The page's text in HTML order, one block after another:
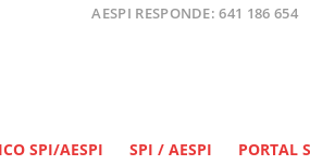
AESPI RESPONDE: 641 186 654
SPI/AESPI SPI / AESPI PORTAL